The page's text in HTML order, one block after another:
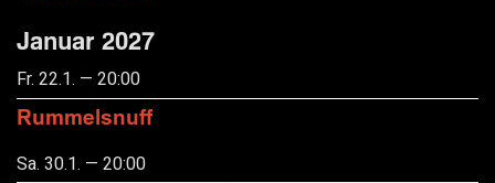
Januar 2027
Fr. 22.1. — 20:00
Rummelsnuff
Sa. 30.1. — 20:00